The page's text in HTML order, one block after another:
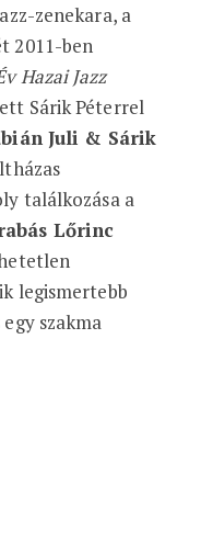
zenekara, a
2011-ben
Hazai Jazz
Sárik Péterrel
Juli & Sárik
találkozása a
Lőrinc
legismertebb
szakma